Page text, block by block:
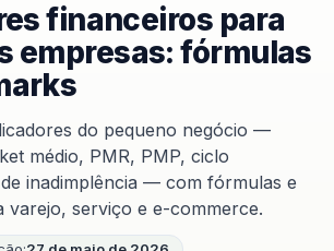
financeiros para
empresas: fórmulas
do pequeno negócio —
médio, PMR, PMP, ciclo
inadimplência — com fórmulas e
varejo, serviço e e-commerce.